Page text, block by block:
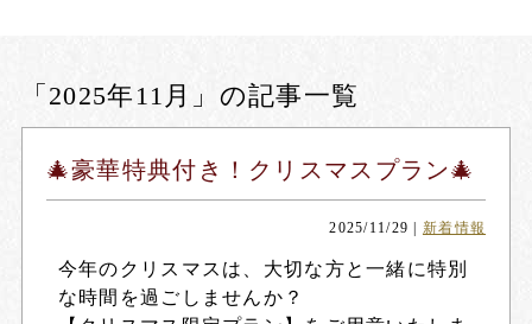
「2025年11月」の記事一覧
🎄豪華特典付き！クリスマスプラン🎄
2025/11/29 新着情報
今年のクリスマスは、大切な方と一緒に特別
な時間を過ごしませんか？